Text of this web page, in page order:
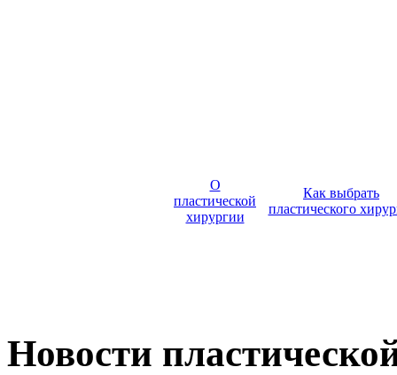
О
пластической
хирургии
Как выбрать
пластического
Новости